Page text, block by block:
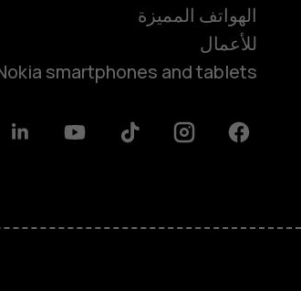
الهواتف المميزة
للأعمال
smartphones and tablets
Facebook
Instagram
Tiktok
Youtube